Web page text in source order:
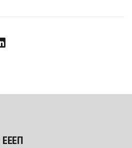
LinkedIn
ΕΕΕΠ